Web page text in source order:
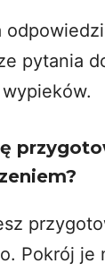
pytania
Pokrój je